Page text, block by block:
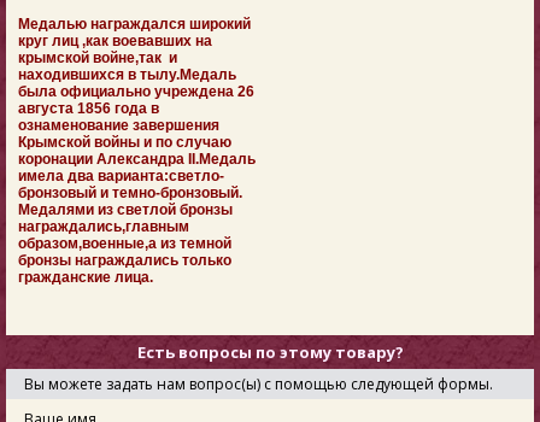
Медалью награждался широкий
круг лиц ,как воевавших на
крымской войне,так и
находившихся в тылу.Медаль
была официально учреждена 26
августа 1856 года в
ознаменование завершения
Крымской войны и по случаю
коронации Александра II.Медаль
имела два варианта:светло-
бронзовый и темно-бронзовый.
Медалями из светлой бронзы
награждались,главным
образом,военные,а из темной
бронзы награждались только
гражданские лица.
Есть вопросы по этому товару?
Вы можете задать нам вопрос(ы) с помощью следующей формы.